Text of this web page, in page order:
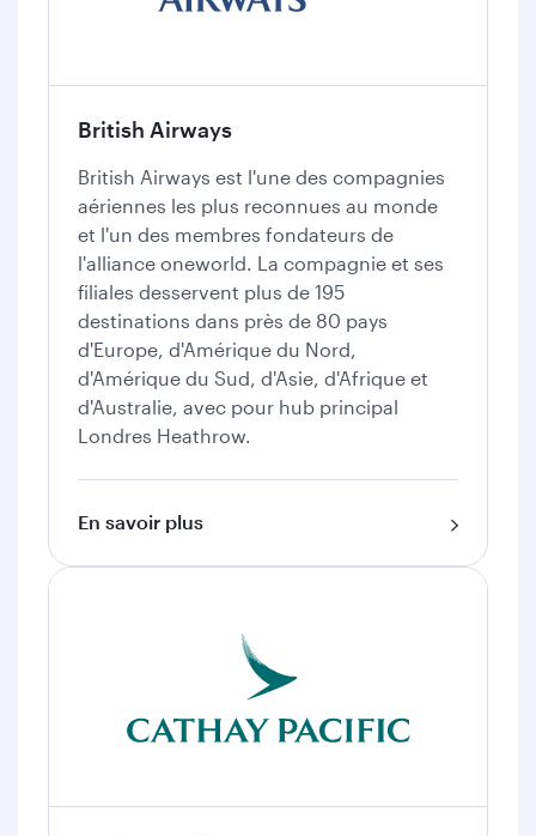
British Airways
British Airways est l'une des compagnies
aériennes les plus reconnues au monde
et l'un des membres fondateurs de
l'alliance oneworld. La compagnie et ses
filiales desservent plus de 195
destinations dans près de 80 pays
d'Europe, d'Amérique du Nord,
d'Amérique du Sud, d'Asie, d'Afrique et
d'Australie, avec pour hub principal
Londres Heathrow.
En savoir plus